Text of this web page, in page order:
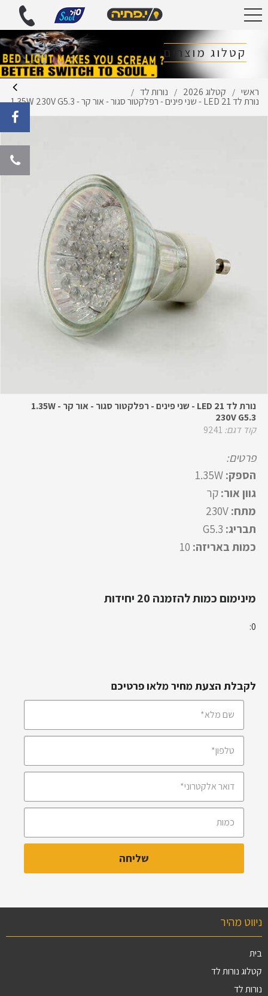
קטלוג מוצרים
ראשי / קטלוג 2026 / נורות לד /
נורת לד LED 21 - שני פינים - רפלקטור סגור - אור קר - 1.35W 230V G5.3
נורת לד LED 21 - שני פינים - רפלקטור סגור - אור קר - 1.35W
230V G5.3
קוד דגם: 9241
פרטים:
הספק:
גוון אור:קר
מתח:
תבריג:
כמות באריזה: 10
מינימום כמות להזמנה 20 יחידות
0:
לקבלת הצעת מחיר מלאו פרטיכם
ניווט מהיר
בית
קטלוג נורות לד
נורות לד